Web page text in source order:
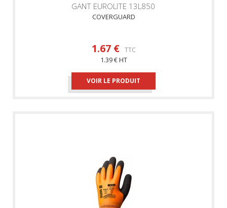
GANT EUROLITE 13L850
COVERGUARD
1.67 € TTC
1.39 € HT
VOIR LE PRODUIT